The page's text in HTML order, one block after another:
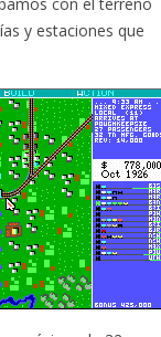
y estaciones que